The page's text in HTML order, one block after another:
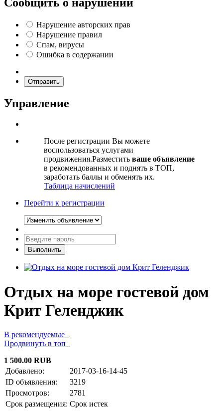
Нарушение авторских прав
Нарушение правил
Спам, вирусы
Ошибка в содержании
Отправить
Управление
После регистрации Вы можете
воспользоваться услугами
продвижения.Разместить ваше объявление
в рекомендованных и поднять в ТОП,
заработать баллы и обменять их.
Таблица начислений
Перейти к регистрации
Отдых на море гостевой дом
Крит Геленджик
В рекомендуемые
Продвинуть в топ
1 500.00 RUB
Добавлено:
2017-03-16-14-45
ID объявления:
3219
Просмотров:
2781
Срок размещения: Срок истек